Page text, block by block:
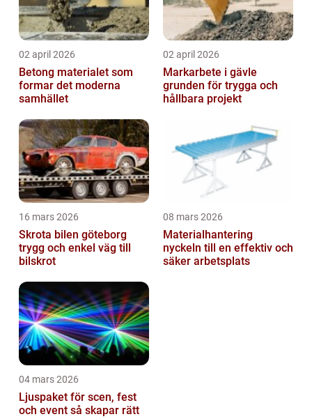
02 april 2026
Betong materialet som
formar det moderna
samhället
02 april 2026
Markarbete i gävle
grunden för trygga och
hållbara projekt
16 mars 2026
Skrota bilen göteborg
trygg och enkel väg till
bilskrot
08 mars 2026
Materialhantering
nyckeln till en effektiv och
säker arbetsplats
04 mars 2026
Ljuspaket för scen, fest
och event så skapar rätt